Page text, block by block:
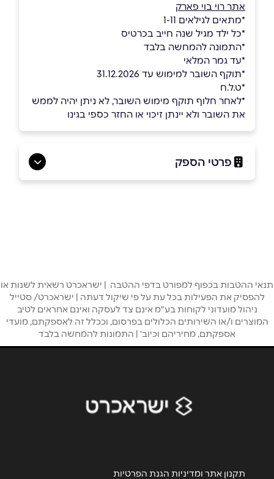
אתר רוי בוי פארק
*מתאים לגילאים 1-11
*כל ילד מגיל שנה חייב בכרטיס
ָ*התמונה להמחשה בלבד
ָָ*עד גמר המלאי
*תוקף השובר למימוש עד 31.12.2026
*ט.ל.ח
*לאחר חלוף תוקף מימוש השובר, לא ניתן יהיה לממש
את השובר ולא יינתן זיכוי או החזר כספי בגינו
פרטי הספק
שם מלא*
טלפון*
אנא חזרו אלי בקשר ל...
תנאי ההטבות בכפוף למפורט בדפי ההטבה | ישראכרט רשאית לשנות או
להפסיק את הפעילות בכל עת על פי שיקול דעתה | ישראכרט/ סטייל
ניהול מועדוני לקוחות בע"מ אינם צד לעסקה ואינם אחראים לטיב
המוצרים ו/או השירותים הכלולים בפרסום, וככלל זה לאספקתם, מועדי
אספקתם, מחיריהם וכיוב' | התמונות להמחשה בלבד
תקנון אתר ומדיניות הגנת הפרטיות